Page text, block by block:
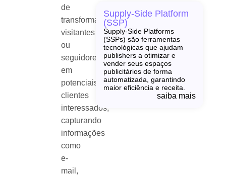
de
transformar
visitantes
ou
seguidores
em
potenciais
clientes
interessados,
capturando
informações
como
e-
mail,
Supply-Side Platform
(SSP)
Supply-Side Platforms
(SSPs) são ferramentas
tecnológicas que ajudam
publishers a otimizar e
vender seus espaços
publicitários de forma
automatizada, garantindo
maior eficiência e receita.
saiba mais